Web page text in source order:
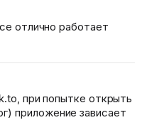
отлично работает
при попытке открыть
приложение зависает